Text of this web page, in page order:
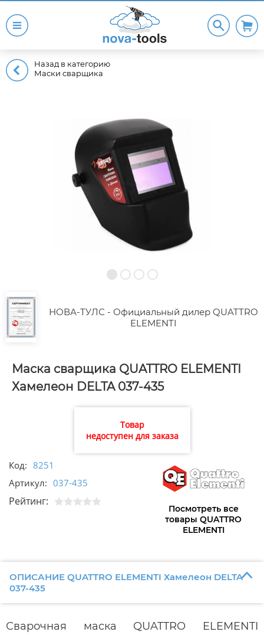
Назад в категорию
Маски сварщика
НОВА-ТУЛС - Официальный дилер QUATTRO
ELEMENTI
Маска сварщика QUATTRO ELEMENTI
Хамелеон DELTA 037-435
Товар
недоступен для заказа
Код: 8251
Артикул: 037-435
Рейтинг:
Посмотреть все
товары QUATTRO
ELEMENTI
ОПИСАНИЕ QUATTRO ELEMENTI Хамелеон DELTA
037-435
Сварочная маска QUATTRO ELEMENTI